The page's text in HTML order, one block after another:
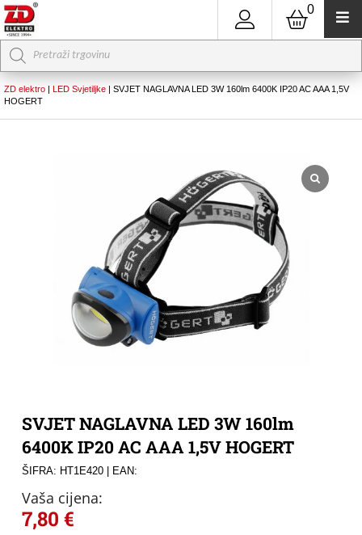
0
Products
search
ZD elektro | LED Svjetiljke | SVJET NAGLAVNA LED 3W 160lm 6400K IP20 AC AAA 1,5V
HOGERT
SVJET NAGLAVNA LED 3W 160lm
6400K IP20 AC AAA 1,5V HOGERT
ŠIFRA: HT1E420| EAN:
Vaša cijena:
7,80 €